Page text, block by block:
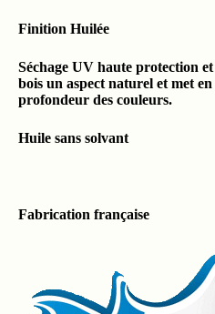
Finition Huilée
Séchage UV haute protection
bois un aspect naturel et met
profondeur des couleurs.
Huile sans solvant
Fabrication française